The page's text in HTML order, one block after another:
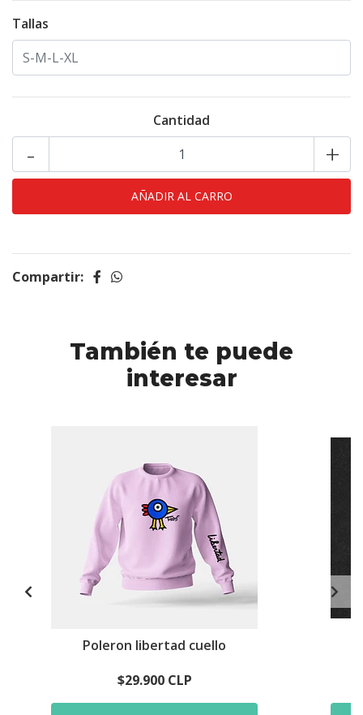
Tallas
Cantidad
- +
Compartir:
También te puede
interesar
Poleron libertad cuello
$29.900 CLP